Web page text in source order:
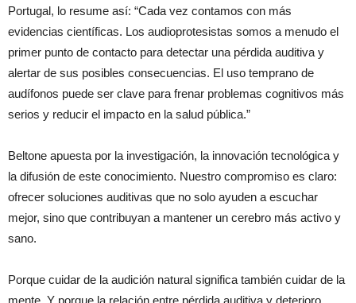
Portugal, lo resume así: “Cada vez contamos con más
evidencias científicas. Los audioprotesistas somos a menudo el
primer punto de contacto para detectar una pérdida auditiva y
alertar de sus posibles consecuencias. El uso temprano de
audífonos puede ser clave para frenar problemas cognitivos más
serios y reducir el impacto en la salud pública.”
Beltone apuesta por la investigación, la innovación tecnológica y
la difusión de este conocimiento. Nuestro compromiso es claro:
ofrecer soluciones auditivas que no solo ayuden a escuchar
mejor, sino que contribuyan a mantener un cerebro más activo y
sano.
Porque cuidar de la audición natural significa también cuidar de la
mente. Y porque la relación entre pérdida auditiva y deterioro